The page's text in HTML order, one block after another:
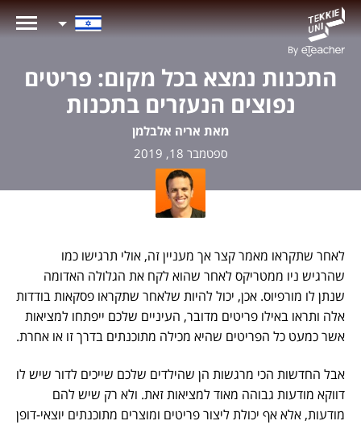
התכנות נמצא בכל מקום: פריטים
נפוצים הנעזרים בתכנות
מאת אריה אלבלמן
ספטמבר 18, 2019
לאחר שתקראו מאמר קצר אך מעניין זה, אולי תרגישו כמו
שהרגיש ניו ממטריקס לאחר שהוא לקח את הגלולה האדומה
שנתן לו מורפיוס. אכן, יכול להיות שלאחר שתקראו פסקאות בודדות
אלה ותראו באילו פריטים מדובר, העיניים שלכם ייפתחו למציאות
אשר כמעט כל הפריטים שהיא מכילה מתוכנתים בדרך זו או אחרת.
אבל החדשות הכי מרגשות הן שהילדים שלכם שייכים לדור שיש לו
דווקא מודעות גבוהה מאוד למציאות זאת. ולא רק שיש להם
מודעות, אלא אף יכולת ליצור פריטים ומוצרים מתוכנתים יוצאי-דופן